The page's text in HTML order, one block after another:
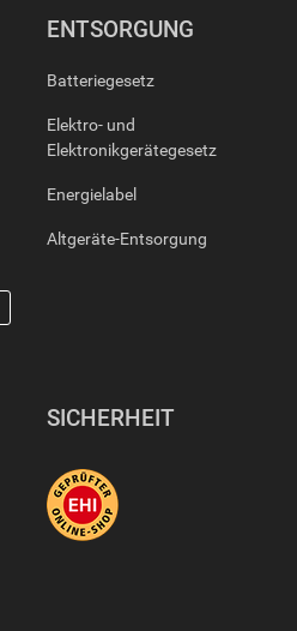
ENTSORGUNG
Batteriegesetz
Elektro- und
Elektronikgerätegesetz
Energielabel
Altgeräte-Entsorgung
SICHERHEIT